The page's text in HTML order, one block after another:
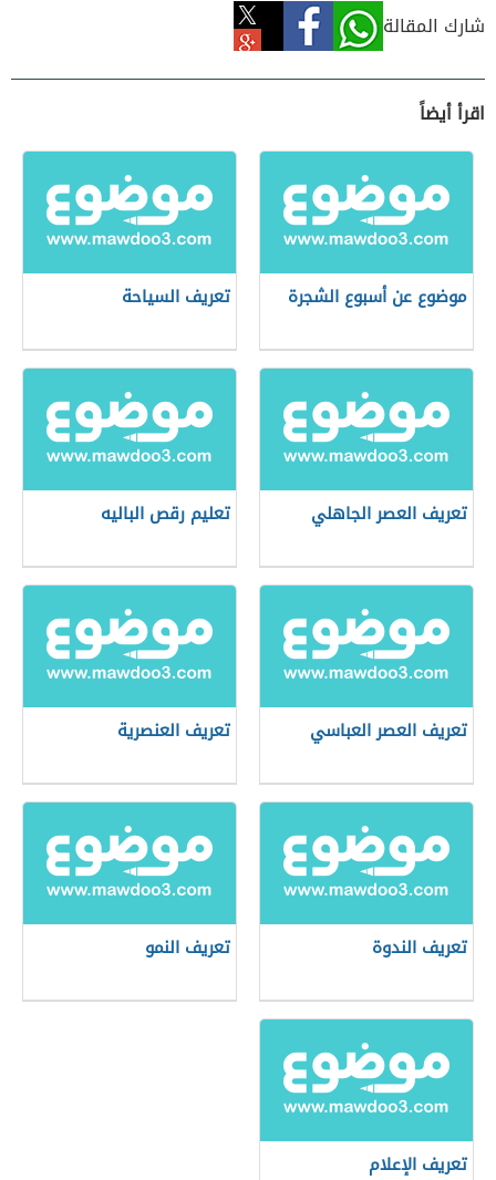
شارك المقالة
اقرأ أيضاً
موضوع عن أسبوع الشجرة تعريف السياحة
تعريف العصر الجاهلي تعليم رقص الباليه
تعريف العصر العباسي تعريف العنصرية
تعريف الندوة تعريف النمو
تعريف الإعلام